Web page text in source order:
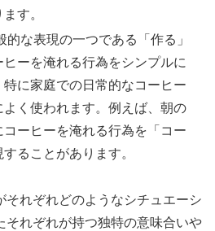
す。
的な表現の一つである「作る」
ーを淹れる行為をシンプルに
に家庭での日常的なコーヒー
く使われます。例えば、朝の
ーヒーを淹れる行為を「コー
ることがあります。
それぞれどのようなシチュエーシ
それぞれが持つ独特の意味合いや